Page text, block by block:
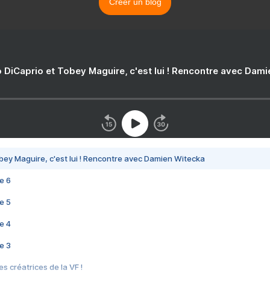
DiCaprio et Tobey Maguire, c'est lui ! Rencontre avec
Maguire, c'est lui ! Rencontre avec Damien Witecka
6
5
4
3
créatrices de la VF !